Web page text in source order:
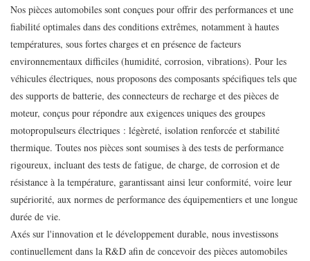
Nos pièces automobiles sont conçues pour offrir des performances et une
fiabilité optimales dans des conditions extrêmes, notamment à hautes
températures, sous fortes charges et en présence de facteurs
environnementaux difficiles (humidité, corrosion, vibrations). Pour les
véhicules électriques, nous proposons des composants spécifiques tels que
des supports de batterie, des connecteurs de recharge et des pièces de
moteur, conçus pour répondre aux exigences uniques des groupes
motopropulseurs électriques : légèreté, isolation renforcée et stabilité
thermique. Toutes nos pièces sont soumises à des tests de performance
rigoureux, incluant des tests de fatigue, de charge, de corrosion et de
résistance à la température, garantissant ainsi leur conformité, voire leur
supériorité, aux normes de performance des équipementiers et une longue
durée de vie.
Axés sur l'innovation et le développement durable, nous investissons
continuellement dans la R&D afin de concevoir des pièces automobiles